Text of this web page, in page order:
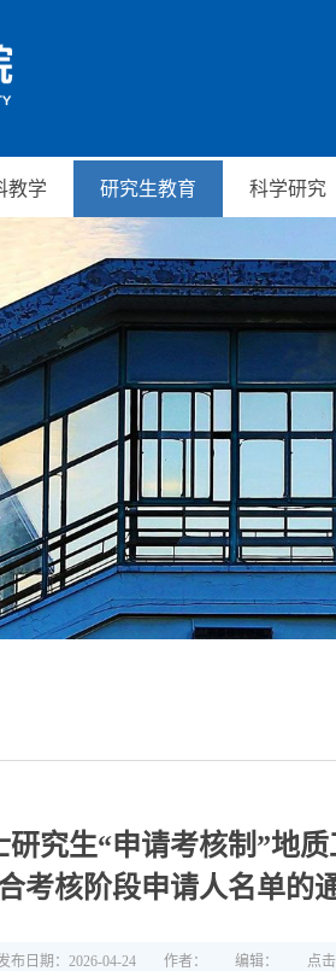
教学 研究生教育 科学研究
究生“申请考核制”地
考核阶段申请人名单的
布日期：2026-04-24 作者： 编辑： 点击